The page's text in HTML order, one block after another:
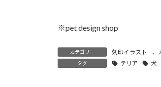
※pet design shop
カテゴリー 刻印イラスト 、
タグ テリア 犬